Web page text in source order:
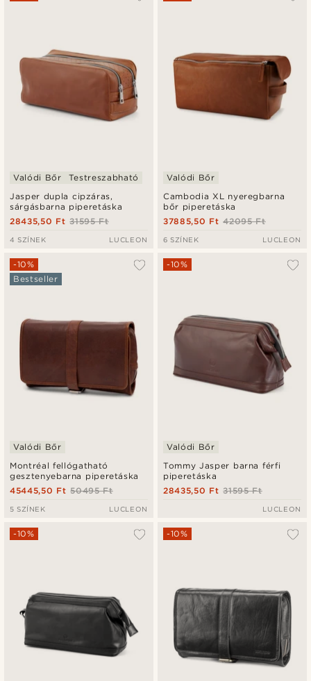
Jasper dupla cipzáras,
sárgásbarna piperetáska
Valódi Bőr Testreszabható
31595 Ft
28435,50 Ft
4 SZÍNEK LUCLEON
Cambodia XL nyeregbarna
bőr piperetáska
Valódi Bőr
42095 Ft
37885,50 Ft
6 SZÍNEK LUCLEON
Montréal fellógatható
gesztenyebarna piperetáska
-10%
Bestseller
Valódi Bőr
50495 Ft
45445,50 Ft
5 SZÍNEK LUCLEON
Tommy Jasper barna férfi
piperetáska
-10%
Valódi Bőr
31595 Ft
28435,50 Ft
LUCLEON
-10% -10%